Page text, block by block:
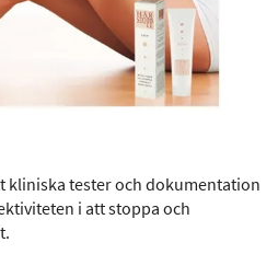
tester och dokumentation
i att stoppa och